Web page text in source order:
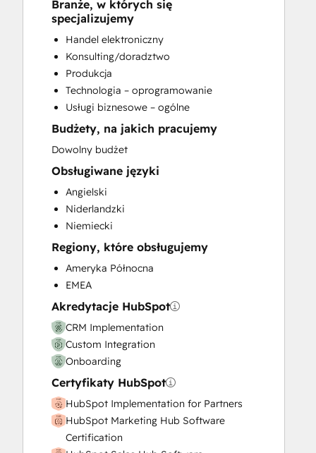
CRM Implementation
CRM Migration
Custom API Integrations
Customer Marketing
Customer Success Training
Customer Support Training
Customer Survey and Analysis
Email Marketing
Full Inbound Marketing Services
Help Desk Implementation
HubSpot Onboarding
Knowledge Base Development
Paid Advertising
Programmable Automation
Public Relations
Sales and Marketing Alignment
Sales Coaching and Training
Sales Enablement
Search Engine Optimization
Social Media
Video Production
Website Design
Website Development
Website Migration
Branże, w których się
specjalizujemy
Handel elektroniczny
Konsulting/doradztwo
Produkcja
Technologia – oprogramowanie
Usługi biznesowe – ogólne
Budżety, na jakich pracujemy
Dowolny budżet
Obsługiwane języki
Angielski
Niderlandzki
Niemiecki
Regiony, które obsługujemy
Ameryka Północna
EMEA
Akredytacje HubSpot
CRM Implementation
Custom Integration
Onboarding
Certyfikaty HubSpot
HubSpot Implementation for Partners
HubSpot Marketing Hub Software
Certification